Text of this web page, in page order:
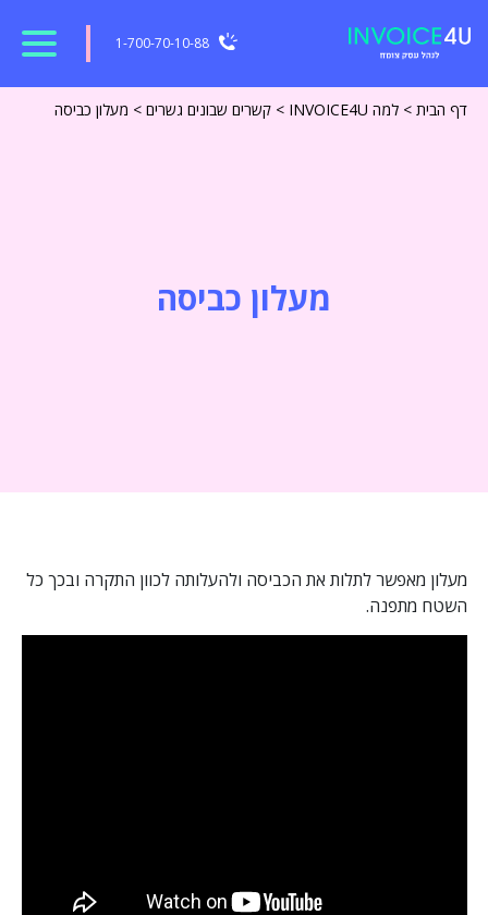
1-700-70-10-88
דף הבית > למה INVOICE4U > קשרים שבונים גשרים > מעלון כביסה
מעלון כביסה
מעלון מאפשר לתלות את הכביסה ולהעלותה לכוון התקרה ובכך כל
השטח מתפנה.